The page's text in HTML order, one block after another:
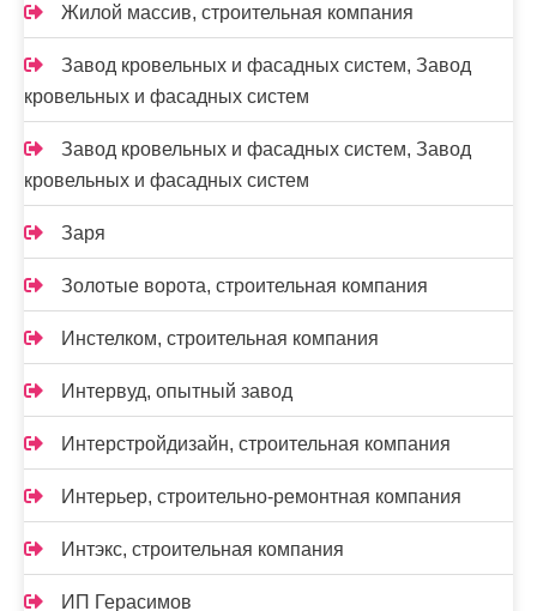
Жилой массив, строительная компания
Завод кровельных и фасадных систем, Завод
кровельных и фасадных систем
Завод кровельных и фасадных систем, Завод
кровельных и фасадных систем
Заря
Золотые ворота, строительная компания
Инстелком, строительная компания
Интервуд, опытный завод
Интерстройдизайн, строительная компания
Интерьер, строительно-ремонтная компания
Интэкс, строительная компания
ИП Герасимов